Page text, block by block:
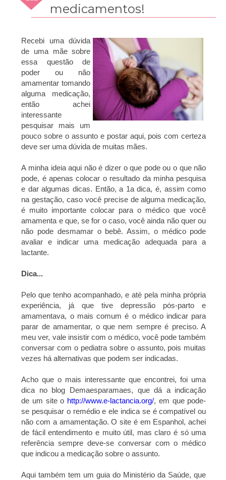
medicamentos!
Recebi uma dúvida
de uma mãe sobre
essa questão de
poder ou não
amamentar tomando
alguma medicação,
então achei
interessante
pesquisar mais um
pouco sobre o assunto e postar aqui, pois com certeza
deve ser uma dúvida de muitas mães.
A minha ideia aqui não é dizer o que pode ou o que não
pode, é apenas colocar o resultado da minha pesquisa
e dar algumas dicas. Então, a 1a dica, é, assim como
na gestação, caso você precise de alguma medicação,
é muito importante colocar para o médico que você
amamenta e que, se for o caso, você ainda não quer ou
não pode desmamar o bebê. Assim, o médico pode
avaliar e indicar uma medicação adequada para a
lactante.
Dica...
Pelo que tenho acompanhado, e até pela minha própria
experiência, já que tive depressão pós-parto e
amamentava, o mais comum é o médico indicar para
parar de amamentar, o que nem sempre é preciso. A
meu ver, vale insistir com o médico, você pode também
conversar com o pediatra sobre o assunto, pois muitas
vezes há alternativas que podem ser indicadas.
Acho que o mais interessante que encontrei, foi uma
dica no blog Demaesparamaes, que dá a indicação
de um site o http://www.e-lactancia.org/, em que pode-
se pesquisar o remédio e ele indica se é compatível ou
não com a amamentação. O site é em Espanhol, achei
de fácil entendimento e muito útil, mas claro é só uma
referência sempre deve-se conversar com o médico
que indicou a medicação sobre o assunto.
Aqui também tem um guia do Ministério da Saúde, que